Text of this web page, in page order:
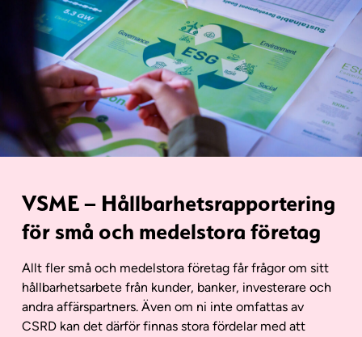
VSME – Hållbarhetsrapportering
för små och medelstora företag
Allt fler små och medelstora företag får frågor om sitt
hållbarhetsarbete från kunder, banker, investerare och
andra affärspartners. Även om ni inte omfattas av
CSRD kan det därför finnas stora fördelar med att